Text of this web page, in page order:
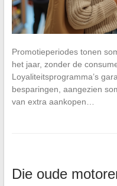
Promotieperiodes tonen
het jaar, zonder de
Loyaliteitsprogramma’s
besparingen, aangezien
van extra aankopen…
Die oude